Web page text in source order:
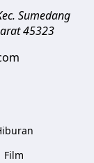
Sumedang
45323
Film